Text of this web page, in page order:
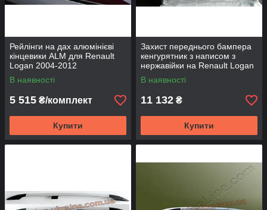
Рейлінги на дах алюмінієві
кінцевики ALM для Renault
Logan 2004-2012
В наявності
5 515 ₴/комплект
Купити
Захист переднього бампера
кенгурятник з написом з
нержавійки на Renault Logan
2004-2012
В наявності
11 132 ₴
Купити